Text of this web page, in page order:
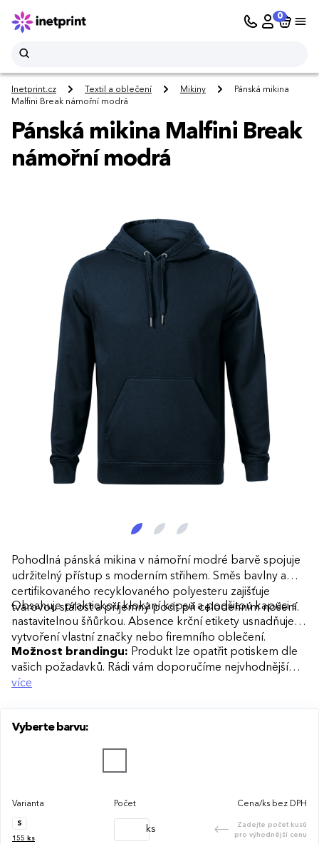
0
Inetprint.cz Textil a oblečení Mikiny
Pánská mikina
Malfini Break námořní modrá
Pánská mikina Malfini Break
námořní modrá
Pohodlná pánská mikina v námořní modré barvě spojuje
udržitelný přístup s moderním střihem. Směs bavlny a
certifikovaného recyklovaného polyesteru zajišťuje
tvarovou stálost a příjemný pocit při celodenním nošení.
Obsahuje praktickou klokaní kapsu a podšitou kapuci s
nastavitelnou šňůrkou. Absence krční etikety usnadňuje
vytvoření vlastní značky nebo firemního oblečení.
Možnost brandingu: Produkt lze opatřit potiskem dle
vašich požadavků. Rádi vám doporučíme nejvhodnější
technologii potisku s ohledem na design i váš rozpočet.
více
Vyberte barvu:
Varianta Počet Cena/ks bez DPH
S
155 ks
ks
Zadejte počet kusů
pro výhodnější cenu